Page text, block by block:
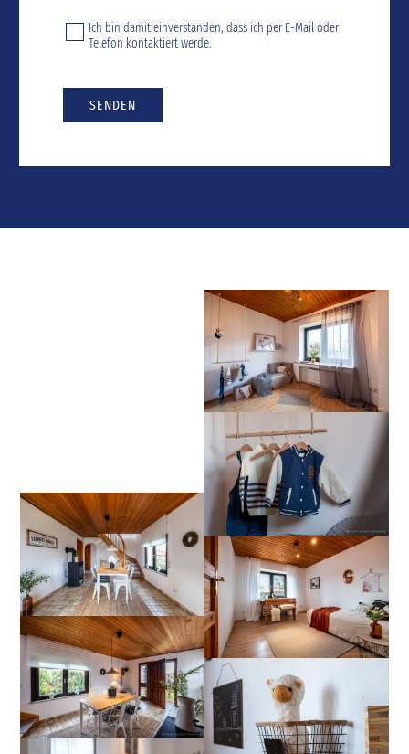
Ich bin damit einverstanden, dass ich per E-Mail oder
Telefon kontaktiert werde.
SENDEN